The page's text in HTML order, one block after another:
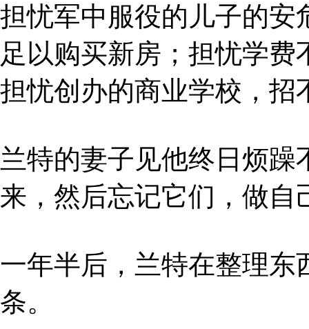
担忧军中服役的儿子的安
足以购买新房；担忧学
担忧创办的商业学校，招
兰特的妻子见他终日烦
来，然后忘记它们，做自
一年半后，兰特在整理东
条。